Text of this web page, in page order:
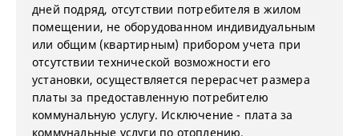
дней подряд, отсутствии потребителя в жилом
помещении, не оборудованном индивидуальным
или общим (квартирным) прибором учета при
отсутствии технической возможности его
установки, осуществляется перерасчет размера
платы за предоставленную потребителю
коммунальную услугу. Исключение - плата за
коммунальные услуги по отоплению,